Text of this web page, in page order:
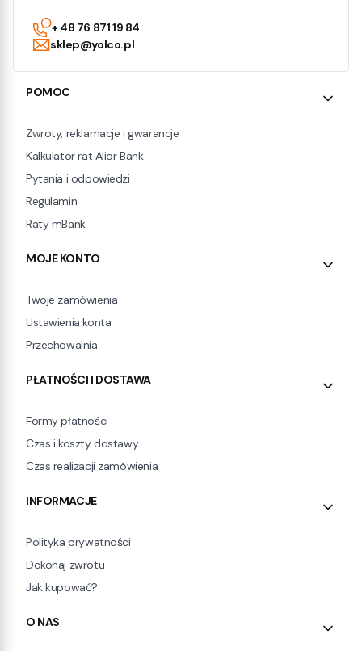
+ 48 76 871 19 84
sklep@yolco.pl
Linki w stopce
POMOC
Zwroty, reklamacje i gwarancje
Kalkulator rat Alior Bank
Pytania i odpowiedzi
Regulamin
Raty mBank
MOJE KONTO
Twoje zamówienia
Ustawienia konta
Przechowalnia
PŁATNOŚCI I DOSTAWA
Formy płatności
Czas i koszty dostawy
Czas realizacji zamówienia
INFORMACJE
Polityka prywatności
Dokonaj zwrotu
Jak kupować?
O NAS